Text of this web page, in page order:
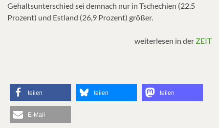
Gehaltsunterschied sei demnach nur in Tschechien (22,5
Prozent) und Estland (26,9 Prozent) größer.
weiterlesen in der ZEIT
teilen teilen teilen
E-Mail